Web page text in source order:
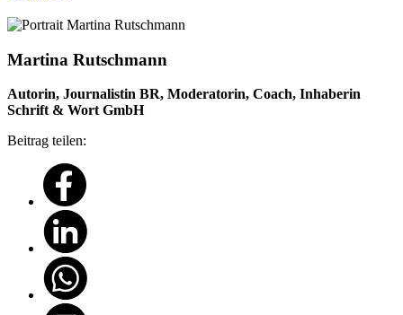
Martina Rutschmann
Autorin, Journalistin BR, Moderatorin, Coach, Inhaberin
Schrift & Wort GmbH
Beitrag teilen: